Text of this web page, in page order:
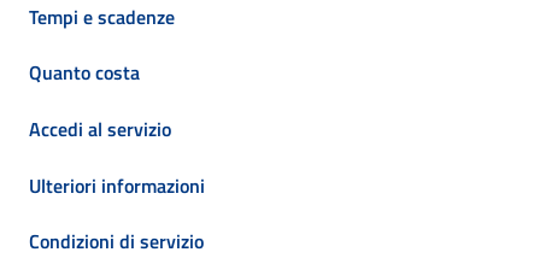
Tempi e scadenze
Quanto costa
Accedi al servizio
Ulteriori informazioni
Condizioni di servizio